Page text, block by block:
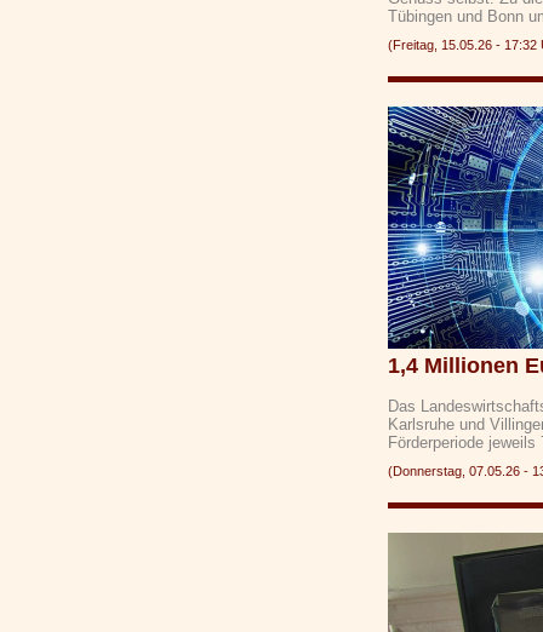
Tübingen und Bonn
(Freitag, 15.05.26 -
1,4 Millionen
Das
Karlsruhe und
Förderperiode
(Donnerstag, 07.05.26 -